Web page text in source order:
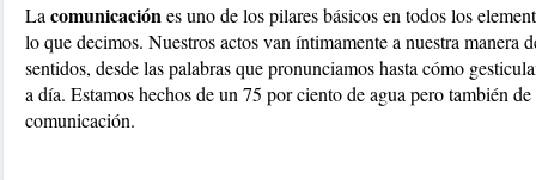
La comunicación es uno de los pilares básicos en todos los
lo que decimos. Nuestros actos van íntimamente a nuestra manera
sentidos, desde las palabras que pronunciamos hasta cómo
a día. Estamos hechos de un 75 por ciento de agua pero también
comunicación.